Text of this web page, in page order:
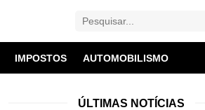
IMPOSTOS AUTOMOBILISMO
ÚLTIMAS NOTÍCIAS